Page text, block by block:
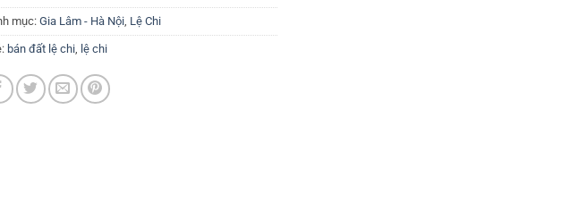
mục:Gia Lâm - Hà Nội, Lệ Chi
bán đất lệ chi, lệ chi